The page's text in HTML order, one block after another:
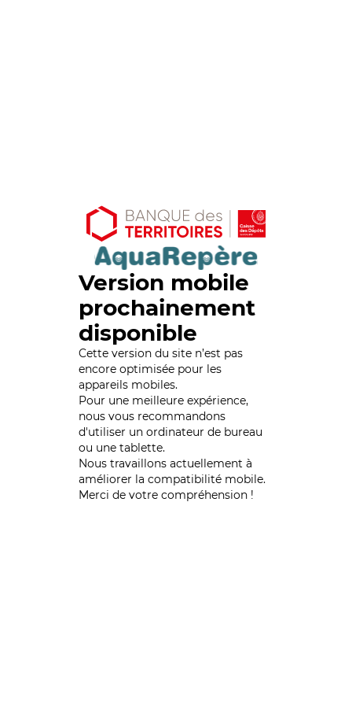
Version mobile
prochainement
disponible
Cette version du site n’est pas
encore optimisée pour les
appareils mobiles.
Pour une meilleure expérience,
nous vous recommandons
d'utiliser un ordinateur de bureau
ou une tablette.
Nous travaillons actuellement à
améliorer la compatibilité mobile.
Merci de votre compréhension !